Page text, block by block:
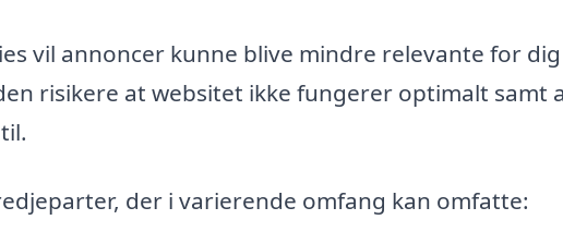
vil annoncer kunne blive mindre relevante for
risikere at websitet ikke fungerer optimalt samt
der i varierende omfang kan omfatte: